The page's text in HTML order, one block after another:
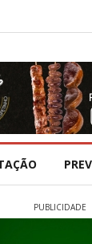
PUBLICIDADE